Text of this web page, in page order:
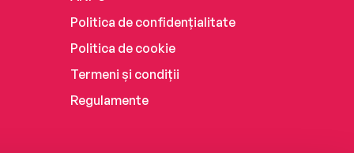
Politica de confidențialitate
Politica de cookie
Termeni și condiții
Regulamente